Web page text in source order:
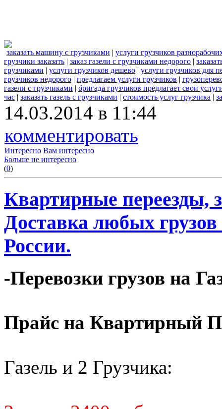
заказать машину с грузчиками | услуги грузчиков
грузчики заказать | заказ газели с грузчиками недорого |
грузчиками | услуги грузчиков дешево | услуги грузчиков для
грузчиков недорого | предлагаем услуги грузчиков |
газели с грузчиками | бригада грузчиков предлагает свои
час | заказать газель с грузчиками | стоимость услуг грузчика |
14.03.2014 в 11:44
комментировать
Интересно Вам интересно
Больше не интересно
(0)
Квартирные переезды,
Доставка любых
России.
-Перевозки грузов на
Прайс на Квартирный
Газель и 2 Грузчика: